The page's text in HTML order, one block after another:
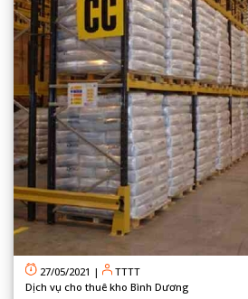
27/05/2021 |
TTTT
Dịch vụ cho thuê kho Bình Dương